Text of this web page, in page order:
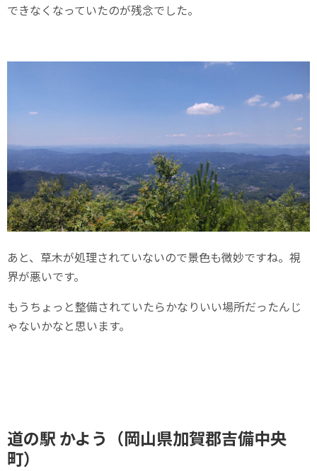
できなくなっていたのが残念でした。
あと、草木が処理されていないので景色も微妙ですね。視
界が悪いです。
もうちょっと整備されていたらかなりいい場所だったんじ
ゃないかなと思います。
道の駅 かよう（岡山県加賀郡吉備中央
町）